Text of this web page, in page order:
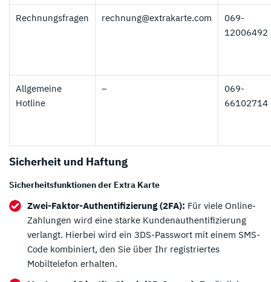
Rechnungsfragen rechnung@extrakarte.com
069-
12006492
Allgemeine
Hotline
–
069-
66102714
Sicherheit und Haftung
Sicherheitsfunktionen der Extra Karte
Zwei-Faktor-Authentifizierung (2FA): Für viele Online-
Zahlungen wird eine starke Kundenauthentifizierung
verlangt. Hierbei wird ein 3DS-Passwort mit einem SMS-
Code kombiniert, den Sie über Ihr registriertes
Mobiltelefon erhalten.
Zum Anbieter *